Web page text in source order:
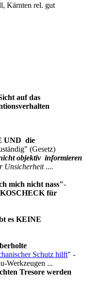
Kärnten rel. gut
auf das
UND die
(Gesetz)
objektiv informieren
Unsicherheit ....
mich nicht nass"-
für
es KEINE
Schutz hilft" -
Werkzeugen ...
Tresore werden